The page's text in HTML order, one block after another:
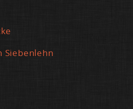
Sie­ben­lehn